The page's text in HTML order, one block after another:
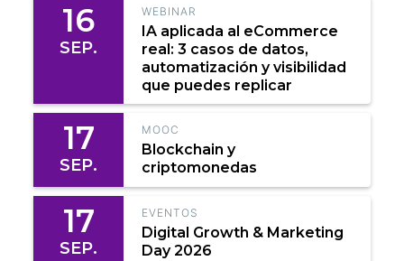
16
SEP.
WEBINAR
IA aplicada al eCommerce
real: 3 casos de datos,
automatización y visibilidad
que puedes replicar
17
SEP.
MOOC
Blockchain y
criptomonedas
17
SEP.
EVENTOS
Digital Growth & Marketing
Day 2026